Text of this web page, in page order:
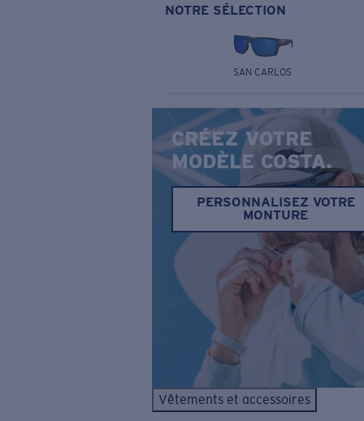
NOTRE SÉLECTION
SAN CARLOS
CRÉEZ VOTRE
MODÈLE COSTA.
PERSONNALISEZ VOTRE
MONTURE
Vêtements et accessoires